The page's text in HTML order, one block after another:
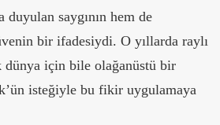
saygının hem de
bir ifadesiydi. O yıllarda raylı
dünya için bile olağanüstü bir
isteğiyle bu fikir uygulamaya